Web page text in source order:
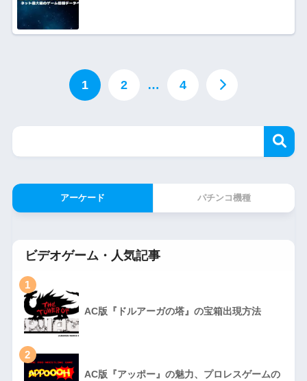
1 2 … 4
アーケード パチンコ機種
ビデオゲーム・人気記事
1
AC版『ドルアーガの塔』の宝箱出現方法
2
AC版『アッポー』の魅力、プロレスゲームの